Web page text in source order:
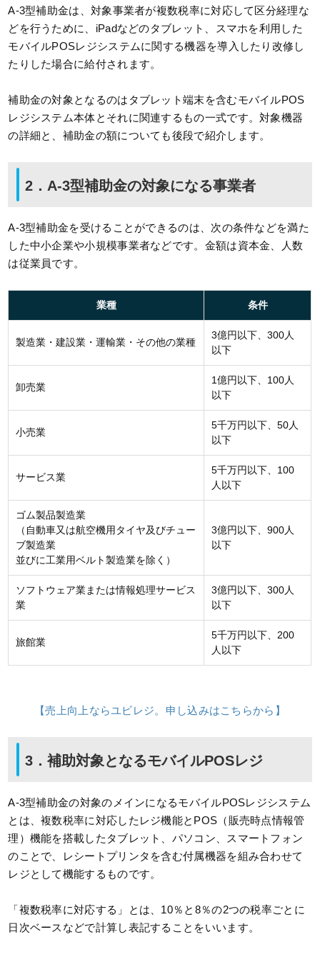
A-3型補助金は、対象事業者が複数税率に対応して区分経理な
どを行うために、iPadなどのタブレット、スマホを利用した
モバイルPOSレジシステムに関する機器を導入したり改修し
たりした場合に給付されます。
補助金の対象となるのはタブレット端末を含むモバイルPOS
レジシステム本体とそれに関連するもの一式です。対象機器
の詳細と、補助金の額についても後段で紹介します。
2．A-3型補助金の対象になる事業者
A-3型補助金を受けることができるのは、次の条件などを満た
した中小企業や小規模事業者などです。金額は資本金、人数
は従業員です。
業種 条件
製造業・建設業・運輸業・その他の業種
3億円以下、300人
以下
卸売業
1億円以下、100人
以下
小売業
5千万円以下、50人
以下
サービス業
5千万円以下、100
人以下
ゴム製品製造業
（自動車又は航空機用タイヤ及びチュー
ブ製造業
並びに工業用ベルト製造業を除く）
3億円以下、900人
以下
ソフトウェア業または情報処理サービス
業
3億円以下、300人
以下
旅館業
5千万円以下、200
人以下
【売上向上ならユビレジ。申し込みはこちらから】
3．補助対象となるモバイルPOSレジ
A-3型補助金の対象のメインになるモバイルPOSレジシステム
とは、複数税率に対応したレジ機能とPOS（販売時点情報管
理）機能を搭載したタブレット、パソコン、スマートフォン
のことで、レシートプリンタを含む付属機器を組み合わせて
レジとして機能するものです。
「複数税率に対応する」とは、10％と8％の2つの税率ごとに
日次ベースなどで計算し表記することをいいます。